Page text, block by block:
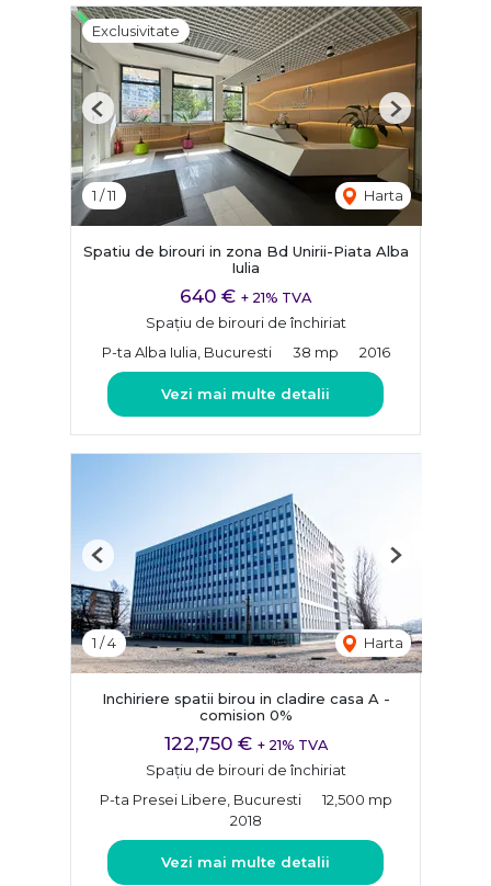
Exclusivitate
1 /11 Harta
Previous Next
Spatiu de birouri in zona Bd Unirii-Piata Alba
Iulia
640 € + 21% TVA
Spațiu de birouri de închiriat
P-ta Alba Iulia, Bucuresti
38 mp 2016
Vezi mai multe detalii
1 /4 Harta
Previous Next
Inchiriere spatii birou in cladire casa A -
comision 0%
122,750 € + 21% TVA
Spațiu de birouri de închiriat
P-ta Presei Libere, Bucuresti
12,500 mp
2018
Vezi mai multe detalii